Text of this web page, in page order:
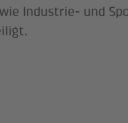
Industrie- und